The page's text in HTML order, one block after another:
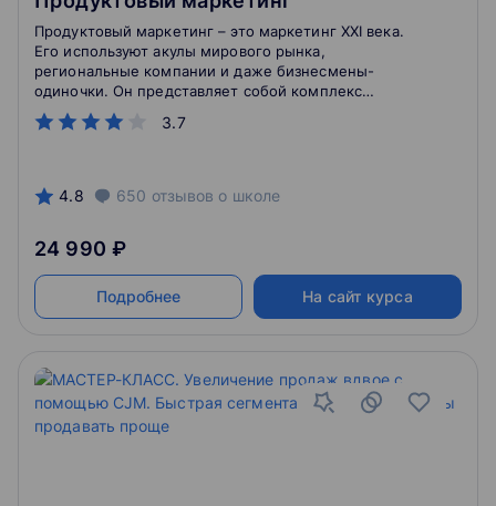
3.7
Продуктовый маркетинг – это маркетинг XXI века.
Его используют акулы мирового рынка,
региональные компании и даже бизнесмены-
одиночки. Он представляет собой комплекс
мероприятий по омниканальному маркетингу, что
предполагает представление продукта именно его
4.8 650 отзывов о школе
24 990 ₽
Подробнее На сайт курса